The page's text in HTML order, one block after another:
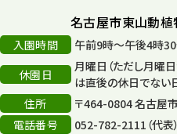
平和公園
森のとこやさん
再生
名古屋市東山動植
入園時間
午前9時～午後4時30
休園日
月曜日（ただし月曜
は直後の休日でない
住所
〒464-0804 名古屋
電話番号
052-782-2111（代表）